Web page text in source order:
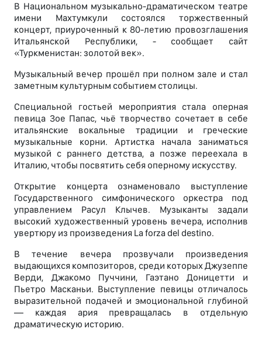
В Национальном музыкально-драматическом театре
имени Махтумкули состоялся торжественный
концерт, приуроченный к 80-летию провозглашения
Итальянской Республики, - сообщает сайт
«Туркменистан: золотой век».
Музыкальный вечер прошёл при полном зале и стал
заметным культурным событием столицы.
Специальной гостьей мероприятия стала оперная
певица Зое Папас, чьё творчество сочетает в себе
итальянские вокальные традиции и греческие
музыкальные корни. Артистка начала заниматься
музыкой с раннего детства, а позже переехала в
Италию, чтобы посвятить себя оперному искусству.
Открытие концерта ознаменовало выступление
Государственного симфонического оркестра под
управлением Расул Клычев. Музыканты задали
высокий художественный уровень вечера, исполнив
увертюру из произведения La forza del destino.
В течение вечера прозвучали произведения
выдающихся композиторов, среди которых Джузеппе
Верди, Джакомо Пуччини, Гаэтано Доницетти и
Пьетро Масканьи. Выступление певицы отличалось
выразительной подачей и эмоциональной глубиной
— каждая ария превращалась в отдельную
драматическую историю.